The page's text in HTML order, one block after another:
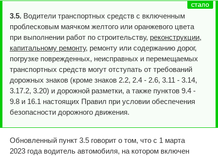
3.5. Водители транспортных средств с включенным
проблесковым маячком желтого или оранжевого цвета
при выполнении работ по строительству, реконструкции,
капитальному ремонту, ремонту или содержанию дорог,
погрузке поврежденных, неисправных и перемещаемых
транспортных средств могут отступать от требований
дорожных знаков (кроме знаков 2.2, 2.4 - 2.6, 3.11 - 3.14,
3.17.2, 3.20) и дорожной разметки, а также пунктов 9.4 -
9.8 и 16.1 настоящих Правил при условии обеспечения
безопасности дорожного движения.
Обновленный пункт 3.5 говорит о том, что с 1 марта
2023 года водитель автомобиля, на котором включен